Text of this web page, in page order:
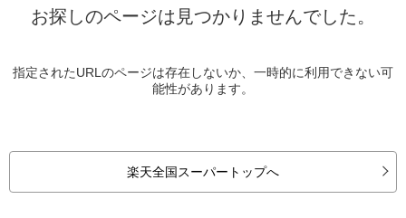
お探しのページは見つかりませんでした。
指定されたURLのページは存在しないか、一時的に利用できない可
能性があります。
楽天全国スーパートップへ